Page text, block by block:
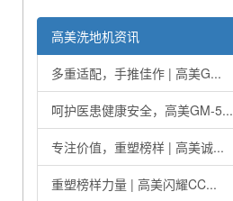
高美洗地机资讯
多重适配，手推佳作 | 高美G...
呵护医患健康安全，高美GM-5...
专注价值，重塑榜样 | 高美诚...
重塑榜样力量 | 高美闪耀CC...